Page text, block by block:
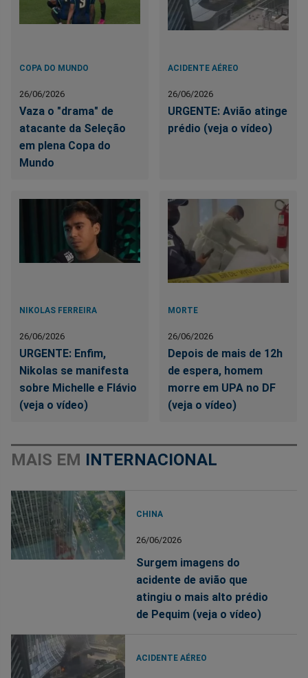
COPA DO MUNDO
26/06/2026
Vaza o "drama" de
atacante da Seleção
em plena Copa do
Mundo
ACIDENTE AÉREO
26/06/2026
URGENTE: Avião atinge
prédio (veja o vídeo)
NIKOLAS FERREIRA
26/06/2026
URGENTE: Enfim,
Nikolas se manifesta
sobre Michelle e Flávio
(veja o vídeo)
MORTE
26/06/2026
Depois de mais de 12h
de espera, homem
morre em UPA no DF
(veja o vídeo)
MAIS EM INTERNACIONAL
CHINA
26/06/2026
Surgem imagens do
acidente de avião que
atingiu o mais alto prédio
de Pequim (veja o vídeo)
ACIDENTE AÉREO